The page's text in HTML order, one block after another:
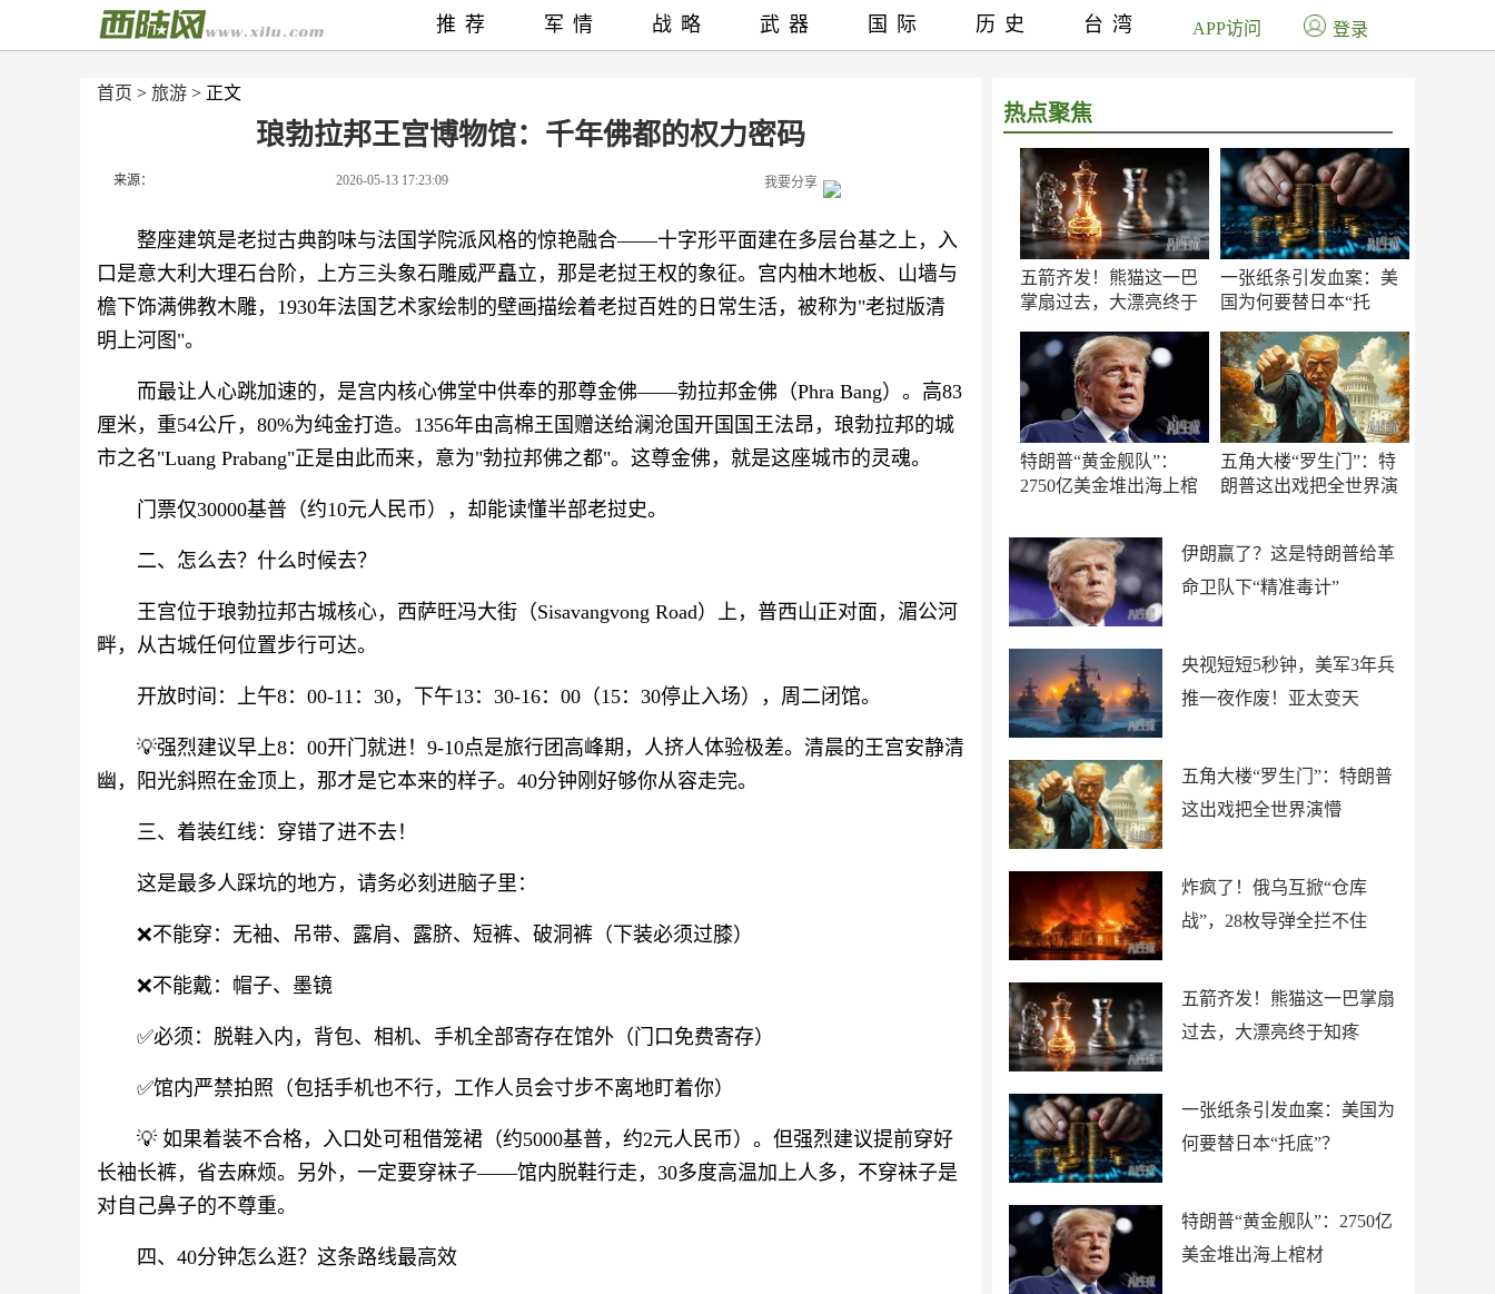
首页 > 旅游 > 正文
琅勃拉邦王宫博物馆：千年佛都的权力密码
来源： 2026-05-13 17:23:09 我要分享
整座建筑是老挝古典韵味与法国学院派风格的惊艳融合——十字形平面建在多层台基之上，入
口是意大利大理石台阶，上方三头象石雕威严矗立，那是老挝王权的象征。宫内柚木地板、山墙与
檐下饰满佛教木雕，1930年法国艺术家绘制的壁画描绘着老挝百姓的日常生活，被称为"老挝版清
明上河图"。
而最让人心跳加速的，是宫内核心佛堂中供奉的那尊金佛——勃拉邦金佛（Phra Bang）。高83
厘米，重54公斤，80%为纯金打造。1356年由高棉王国赠送给澜沧国开国国王法昂，琅勃拉邦的城
市之名"Luang Prabang"正是由此而来，意为"勃拉邦佛之都"。这尊金佛，就是这座城市的灵魂。
门票仅30000基普（约10元人民币），却能读懂半部老挝史。
二、怎么去？什么时候去？
王宫位于琅勃拉邦古城核心，西萨旺冯大街（Sisavangvong Road）上，普西山正对面，湄公河
畔，从古城任何位置步行可达。
开放时间：上午8：00-11：30，下午13：30-16：00（15：30停止入场），周二闭馆。
💡强烈建议早上8：00开门就进！9-10点是旅行团高峰期，人挤人体验极差。清晨的王宫安静清
幽，阳光斜照在金顶上，那才是它本来的样子。40分钟刚好够你从容走完。
三、着装红线：穿错了进不去！
这是最多人踩坑的地方，请务必刻进脑子里：
❌不能穿：无袖、吊带、露肩、露脐、短裤、破洞裤（下装必须过膝）
❌不能戴：帽子、墨镜
✅必须：脱鞋入内，背包、相机、手机全部寄存在馆外（门口免费寄存）
✅馆内严禁拍照（包括手机也不行，工作人员会寸步不离地盯着你）
💡 如果着装不合格，入口处可租借笼裙（约5000基普，约2元人民币）。但强烈建议提前穿好
长袖长裤，省去麻烦。另外，一定要穿袜子——馆内脱鞋行走，30多度高温加上人多，不穿袜子是
对自己鼻子的不尊重。
四、40分钟怎么逛？这条路线最高效
热点聚焦
五箭齐发！熊猫这一巴
掌扇过去，大漂亮终于
一张纸条引发血案：美
国为何要替日本“托
特朗普“黄金舰队”：
2750亿美金堆出海上棺
五角大楼“罗生门”：特
朗普这出戏把全世界演
伊朗赢了？这是特朗普给革
命卫队下“精准毒计”
央视短短5秒钟，美军3年兵
推一夜作废！亚太变天
五角大楼“罗生门”：特朗普
这出戏把全世界演懵
炸疯了！俄乌互掀“仓库
战”，28枚导弹全拦不住
五箭齐发！熊猫这一巴掌扇
过去，大漂亮终于知疼
一张纸条引发血案：美国为
何要替日本“托底”？
特朗普“黄金舰队”：2750亿
美金堆出海上棺材
推荐 军情 战略 武器 国际 历史 台湾 APP访问 登录